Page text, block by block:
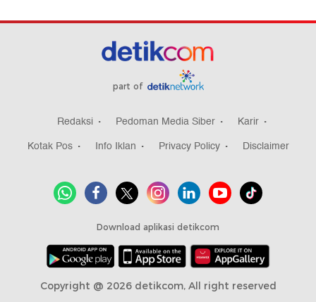
part of
Redaksi Pedoman Media Siber
Karir
Kotak Pos
Info Iklan Privacy Policy Disclaimer
Download aplikasi detikcom
Copyright @ 2026 detikcom, All right reserved